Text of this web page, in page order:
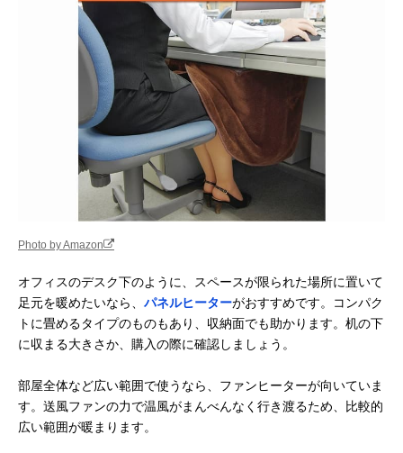
Photo by Amazon
オフィスのデスク下のように、スペースが限られた場所に置いて
足元を暖めたいなら、 パネルヒーターがおすすめです。コンパク
トに畳めるタイプのものもあり、収納面でも助かります。机の下
に収まる大きさか、購入の際に確認しましょう。
部屋全体など広い範囲で使うなら、ファンヒーターが向いていま
す。送風ファンの力で温風がまんべんなく行き渡るため、比較的
広い範囲が暖まります。